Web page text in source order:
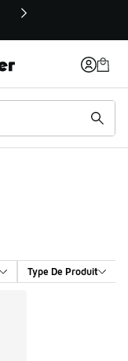
Type De Produit